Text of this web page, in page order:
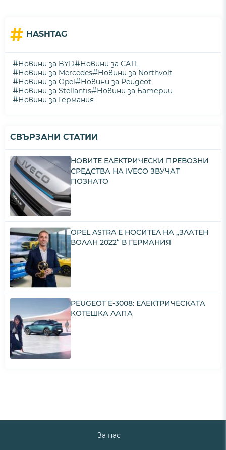
# HASHTAG
#Новини за BYD#Новини за CATL
#Новини за Mercedes#Новини за Northvolt
#Новини за Opel#Новини за Peugeot
#Новини за Stellantis#Новини за Батерии
#Новини за Германия
СВЪРЗАНИ СТАТИИ
НОВИТЕ ЕЛЕКТРИЧЕСКИ ПРЕВОЗНИ
СРЕДСТВА НА IVECO ЗВУЧАТ
ПОЗНАТО
OPEL ASTRA Е НОСИТЕЛ НА „ЗЛАТЕН
ВОЛАН 2022“ В ГЕРМАНИЯ
PEUGEOT E-3008: ЕЛЕКТРИЧЕСКАТА
КОТЕШКА ЛАПА
За нас